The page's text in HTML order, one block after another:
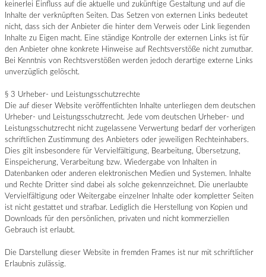
keinerlei Einfluss auf die aktuelle und zukünftige Gestaltung und auf die
Inhalte der verknüpften Seiten. Das Setzen von externen Links bedeutet
nicht, dass sich der Anbieter die hinter dem Verweis oder Link liegenden
Inhalte zu Eigen macht. Eine ständige Kontrolle der externen Links ist für
den Anbieter ohne konkrete Hinweise auf Rechtsverstöße nicht zumutbar.
Bei Kenntnis von Rechtsverstößen werden jedoch derartige externe Links
unverzüglich gelöscht.
§ 3 Urheber- und Leistungsschutzrechte
Die auf dieser Website veröffentlichten Inhalte unterliegen dem deutschen
Urheber- und Leistungsschutzrecht. Jede vom deutschen Urheber- und
Leistungsschutzrecht nicht zugelassene Verwertung bedarf der vorherigen
schriftlichen Zustimmung des Anbieters oder jeweiligen Rechteinhabers.
Dies gilt insbesondere für Vervielfältigung, Bearbeitung, Übersetzung,
Einspeicherung, Verarbeitung bzw. Wiedergabe von Inhalten in
Datenbanken oder anderen elektronischen Medien und Systemen. Inhalte
und Rechte Dritter sind dabei als solche gekennzeichnet. Die unerlaubte
Vervielfältigung oder Weitergabe einzelner Inhalte oder kompletter Seiten
ist nicht gestattet und strafbar. Lediglich die Herstellung von Kopien und
Downloads für den persönlichen, privaten und nicht kommerziellen
Gebrauch ist erlaubt.
Die Darstellung dieser Website in fremden Frames ist nur mit schriftlicher
Erlaubnis zulässig.